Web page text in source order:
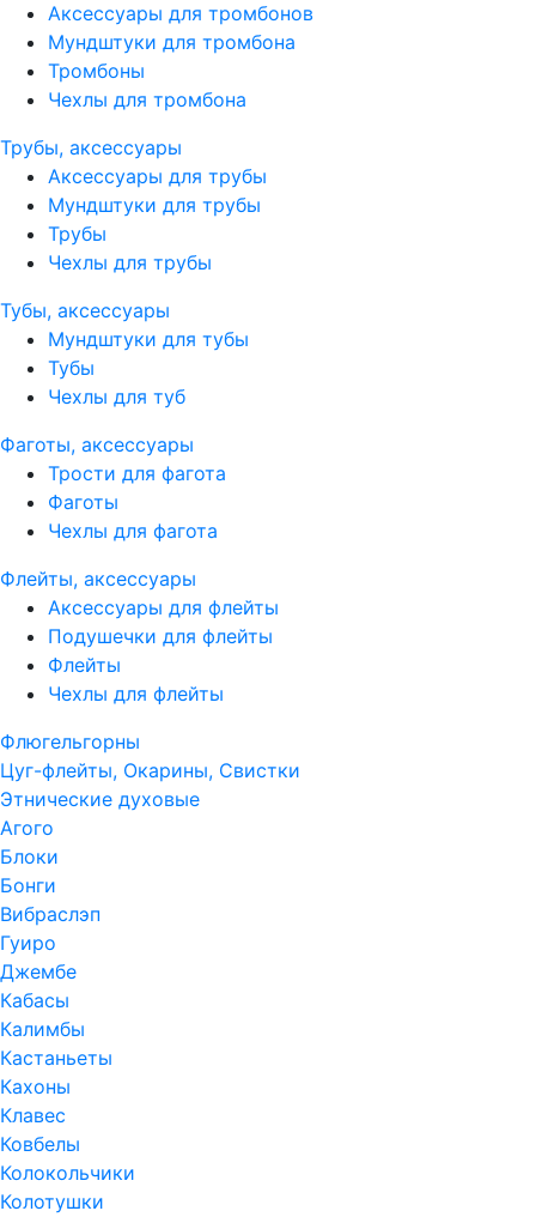
Аксессуары для тромбонов
Мундштуки для тромбона
Тромбоны
Чехлы для тромбона
Трубы, аксессуары
Аксессуары для трубы
Мундштуки для трубы
Трубы
Чехлы для трубы
Тубы, аксессуары
Мундштуки для тубы
Тубы
Чехлы для туб
Фаготы, аксессуары
Трости для фагота
Фаготы
Чехлы для фагота
Флейты, аксессуары
Аксессуары для флейты
Подушечки для флейты
Флейты
Чехлы для флейты
Флюгельгорны
Цуг-флейты, Окарины, Свистки
Этнические духовые
Агого
Блоки
Бонги
Вибраслэп
Гуиро
Джембе
Кабасы
Калимбы
Кастаньеты
Кахоны
Клавес
Ковбелы
Колокольчики
Колотушки